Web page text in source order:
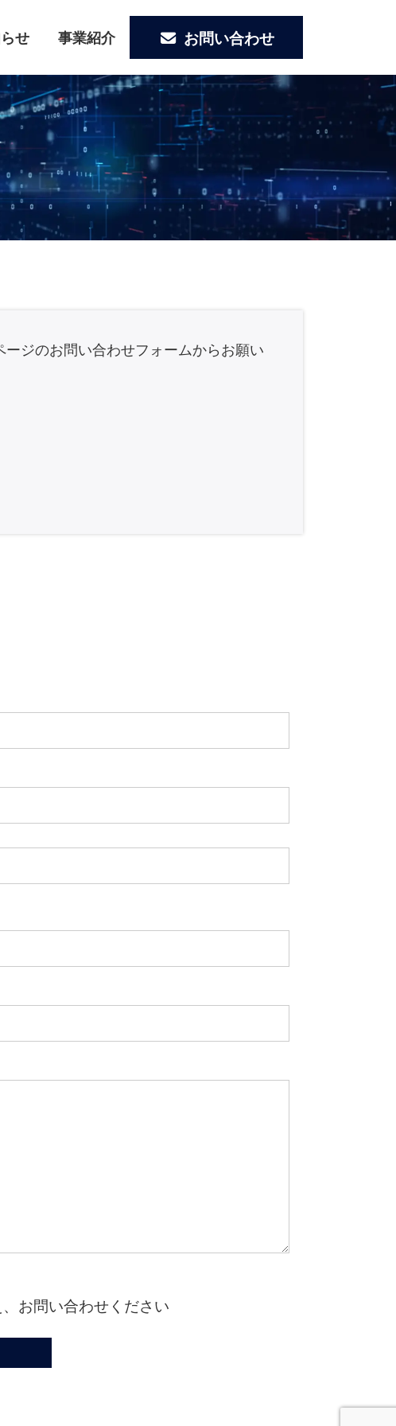
せ 事業紹介 お問い合わせ
ジのお問い合わせフォームからお願い
お問い合わせください